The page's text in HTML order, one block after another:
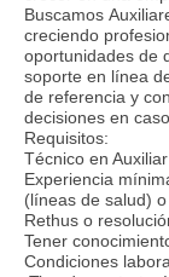
Buscamos
creciendo
oportunidades de
soporte en línea
de referencia y
decisiones en
Requisitos:
Técnico en
Experiencia
(líneas de salud)
Rethus o
Tener
Condiciones